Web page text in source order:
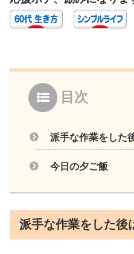
目次
派手な作業をした
今日の夕ご飯
派手な作業をした後